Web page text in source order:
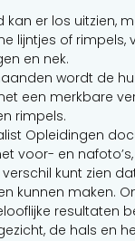
kan er los uitzien,
lijntjes of
en nek.
wordt de
een merkbare
rimpels.
Opleidingen
voor- en
kunt zien dat
kunnen maken.
resultaten
de hals en